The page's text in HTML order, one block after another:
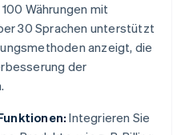
Währungen mit
30 Sprachen unterstützt
anzeigt, die
der
Integrieren Sie